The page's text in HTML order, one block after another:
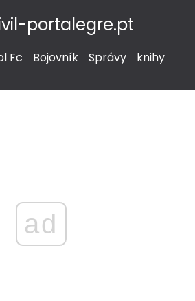
portalegre.pt
Fc Bojovník Správy knihy
ad